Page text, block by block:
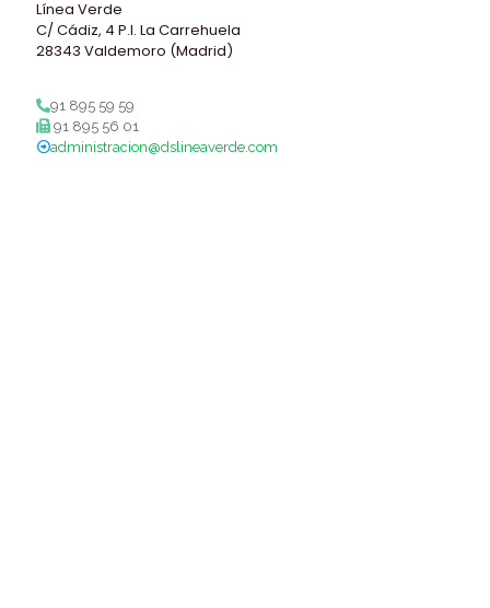
Línea Verde
C/ Cádiz, 4 P.I. La Carrehuela
28343 Valdemoro (Madrid)
91 895 59 59
91 895 56 01
administracion@dslineaverde.com